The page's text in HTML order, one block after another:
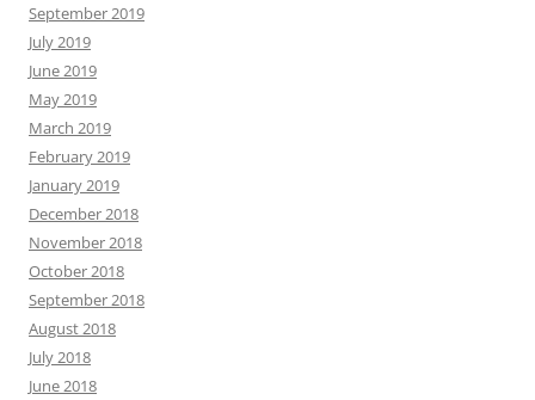
September 2019
July 2019
June 2019
May 2019
March 2019
February 2019
January 2019
December 2018
November 2018
October 2018
September 2018
August 2018
July 2018
June 2018